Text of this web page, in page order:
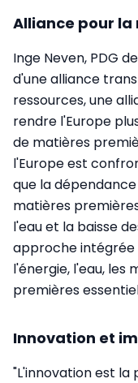
Alliance pour la
Inge Neven, PDG
d'une alliance
ressources, une
rendre l'Europe
de matières
l'Europe est
que la
matières
l'eau et la baisse
approche intégrée
l'énergie, l'eau, les
premières
Innovation et
"L'innovation est